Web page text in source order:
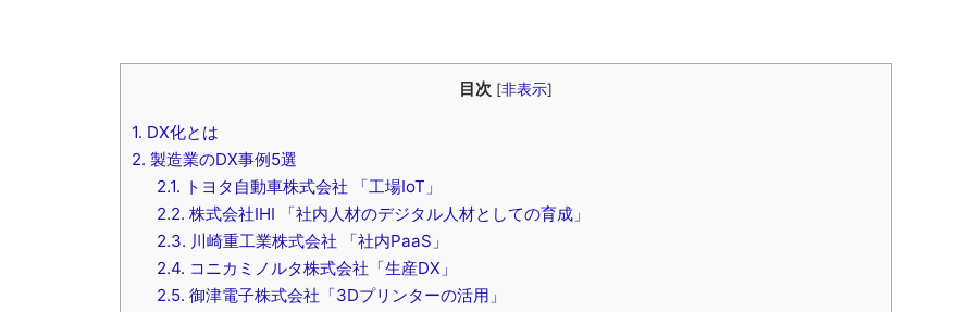
目次 [非表示]
1. DX化とは
2. 製造業のDX事例5選
2.1. トヨタ自動車株式会社 「工場IoT」
2.2. 株式会社IHI 「社内人材のデジタル人材としての育成」
2.3. 川崎重工業株式会社 「社内PaaS」
2.4. コニカミノルタ株式会社「生産DX」
2.5. 御津電子株式会社「3Dプリンターの活用」